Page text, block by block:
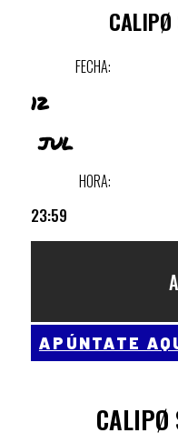
CALIPØ
FECHA:
12
JUL
HORA:
23:59
APÚNTATE
CALIPØ